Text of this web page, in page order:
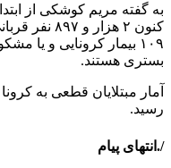
به گفته مریم کوشکی از
کنون ۲ هزار و ۸۹۷ نفر قربانی بیماری کرونا شدند.
۱۰۹ بیمار کرونایی و یا
بستری هستند.
رسید.
/.انتهای پیام